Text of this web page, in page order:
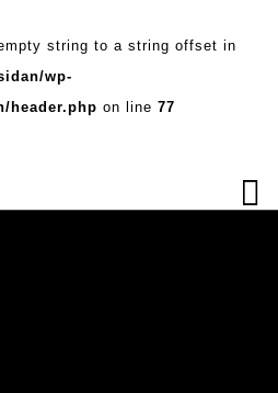
string to a string offset in
wp-
header.php on line 77